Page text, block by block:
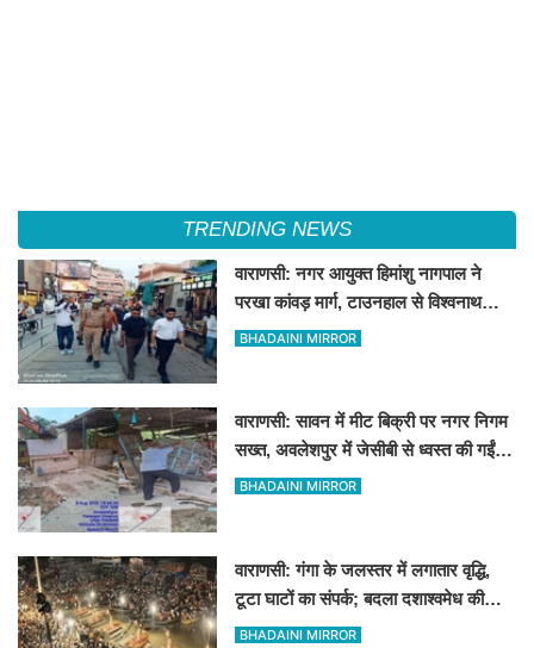
TRENDING NEWS
वाराणसी: नगर आयुक्त हिमांशु नागपाल ने
परखा कांवड़ मार्ग, टाउनहाल से विश्वनाथ
मंदिर तक किया पैदल और गोल्फ कार्ट से
BHADAINI MIRROR
वाराणसी: सावन में मीट बिक्री पर नगर निगम
सख्त, अवलेशपुर में जेसीबी से ध्वस्त की गईं
12 दुकानें
BHADAINI MIRROR
वाराणसी: गंगा के जलस्तर में लगातार वृद्धि,
टूटा घाटों का संपर्क; बदला दशाश्वमेध की
विश्वप्रसिद्ध महाआरती का स्थान
BHADAINI MIRROR